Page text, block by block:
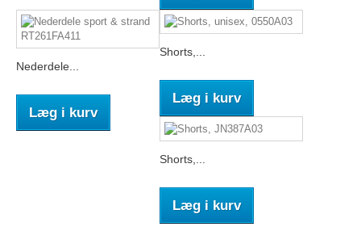
Nederdele...
Læg i kurv
Shorts,...
Læg i kurv
Shorts,...
Læg i kurv